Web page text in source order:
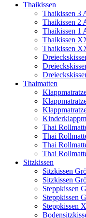
Thaikissen
Thaikissen 3
Thaikissen 2
Thaikissen 1
Thaikissen
Thaikissen
Thaimatten
Thai
Thai
Thai
Thai
Sitzkissen
Sitzkissen
Sitzkissen
Steppkissen
Steppkissen
Steppkissen